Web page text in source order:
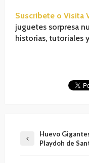
Suscribete o Visita
juguetes sorpresa
historias, tutoriales
Huevo
Playdoh de